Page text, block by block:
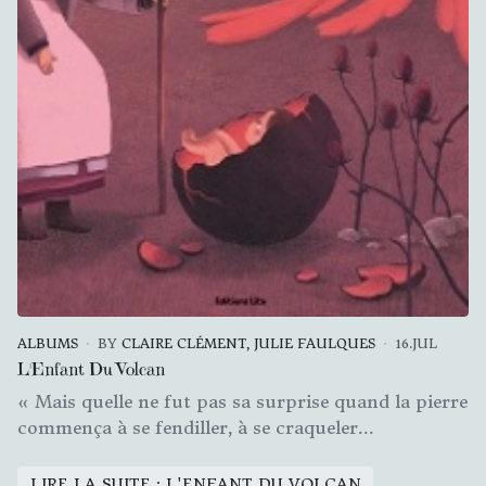
ALBUMS BY CLAIRE CLÉMENT, JULIE FAULQUES 16.JUL
L'Enfant Du Volcan
« Mais quelle ne fut pas sa surprise quand la pierre
commença à se fendiller, à se craqueler...